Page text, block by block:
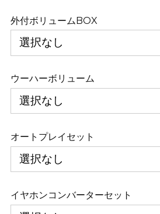
外付ボリュームBOX
ウーハーボリューム
オートプレイセット
イヤホンコンバーターセット